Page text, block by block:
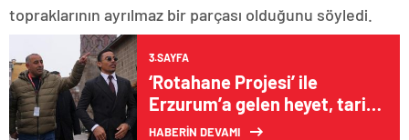
topraklarının ayrılmaz bir parçası olduğunu söyledi.
3.SAYFA
‘Rotahane Projesi’ ile
Erzurum’a gelen heyet, tarihi
ve turistik yerleri gezdi
HABERİN DEVAMI